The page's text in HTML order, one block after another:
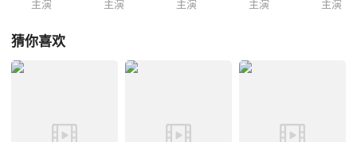
主演 主演 主演 主演 主演
猜你喜欢